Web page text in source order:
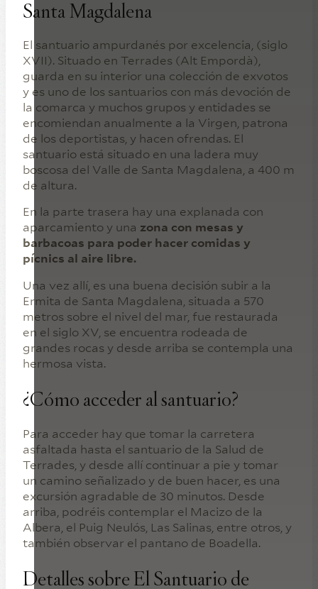
Santa Magdalena
El santuario ampurdanés por excelencia, (siglo
XVII). Situado en Terrades (Alt Empordà),
guarda en su interior una colección de exvotos
y es uno de los santuarios con más devoción de
la comarca y muchos grupos y entidades se
encomiendan anualmente a la Virgen, patrona
de los deportistas, y hacen ofrendas. El
santuario está situado en una ladera muy
boscosa del Valle de Santa Magdalena, a 400 m
de altura.
En la parte trasera hay una explanada con
aparcamiento y unazona con mesas y
barbacoas para poder hacer comidas y
pícnics al aire libre.
Una vez allí, es una buena decisión subir a la
Ermita de Santa Magdalena, situada a 570
metros sobre el nivel del mar, fue restaurada
en el siglo XV, se encuentra rodeada de
grandes rocas y desde arriba se contempla una
hermosa vista.
¿Cómo acceder al santuario?
Para acceder hay que tomar la carretera
asfaltada hasta el santuario de la Salud de
Terrades, y desde allí continuar a pie y tomar
un camino señalizado y de buen hacer, es una
excursión agradable de 30 minutos. Desde
arriba, podréis contemplar el Macizo de la
Albera, el Puig Neulós, Las Salinas, entre otros, y
también observar el pantano de Boadella.
Detalles sobre El Santuario de